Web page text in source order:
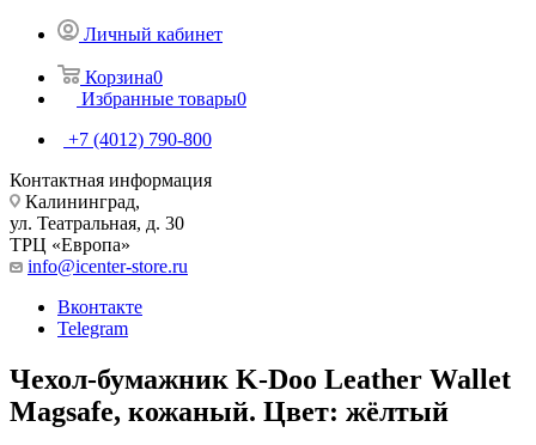
Личный кабинет
Корзина0
Избранные товары0
+7 (4012) 790-800
Контактная информация
Калининград,
ул. Театральная, д. 30
ТРЦ «Европа»
info@icenter-store.ru
Вконтакте
Telegram
Чехол-бумажник K-Doo Leather Wallet
Magsafe, кожаный. Цвет: жёлтый